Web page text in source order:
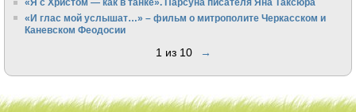
«И глас мой услышат…» – фильм о митрополите Черкасском и
Каневском Феодосии
1 из 10 →